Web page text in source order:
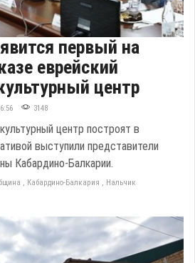
первый на
еврейский
центр
3148
центр построят в
выступили представители
Кабардино-Балкарии.
, Кабардино-Балкария , Нальчик